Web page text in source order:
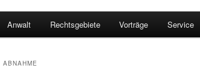
Anwalt Rechtsgebiete Vorträge Service
ABNAHME